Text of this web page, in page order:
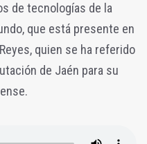
de tecnologías de la
que está presente en
quien se ha referido
de Jaén para su